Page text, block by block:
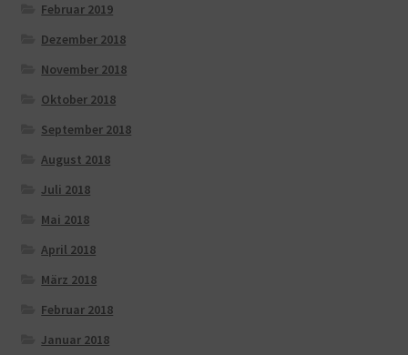
Februar 2019
Dezember 2018
November 2018
Oktober 2018
September 2018
August 2018
Juli 2018
Mai 2018
April 2018
März 2018
Februar 2018
Januar 2018